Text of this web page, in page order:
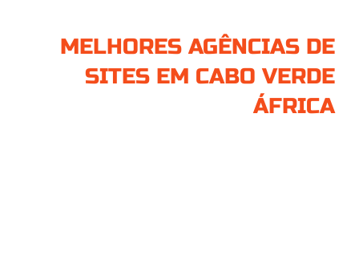
MELHORES AGÊNCIAS DE
SITES EM CABO VERDE
ÁFRICA